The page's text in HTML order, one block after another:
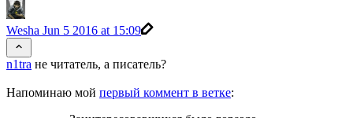
Wesha Jun 5 2016 at 15:09
n1tra не читатель, а писатель?
Напоминаю мой первый коммент в ветке: